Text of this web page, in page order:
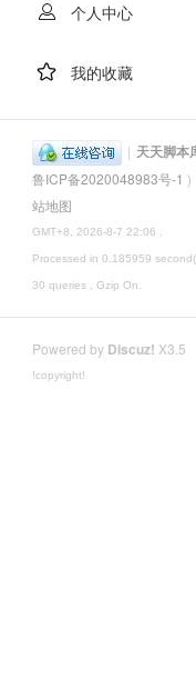
个人中心
我的收藏
| 天天脚本
鲁ICP备2020048983号-1 )
站地图
GMT+8, 2026-8-7 22:06 ,
Processed in 0.185959
30 queries , Gzip On.
Powered by Discuz! X3.5
!copyright!